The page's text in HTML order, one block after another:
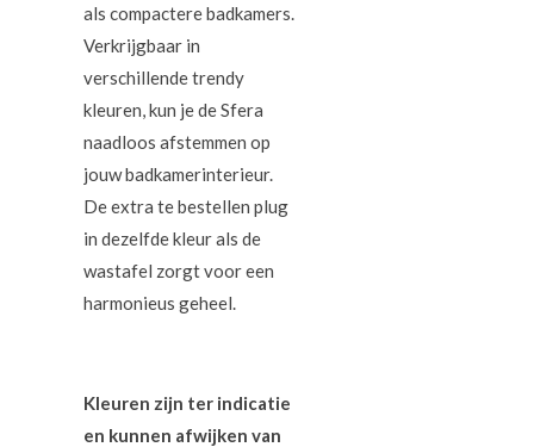
als compactere badkamers.
Verkrijgbaar in
verschillende trendy
kleuren, kun je de Sfera
naadloos afstemmen op
jouw badkamerinterieur.
De extra te bestellen plug
in dezelfde kleur als de
wastafel zorgt voor een
harmonieus geheel.
Kleuren zijn ter indicatie
en kunnen afwijken van